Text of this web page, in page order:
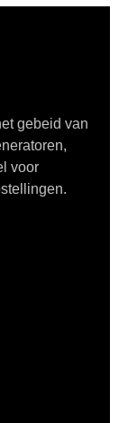
gebeid van
voor